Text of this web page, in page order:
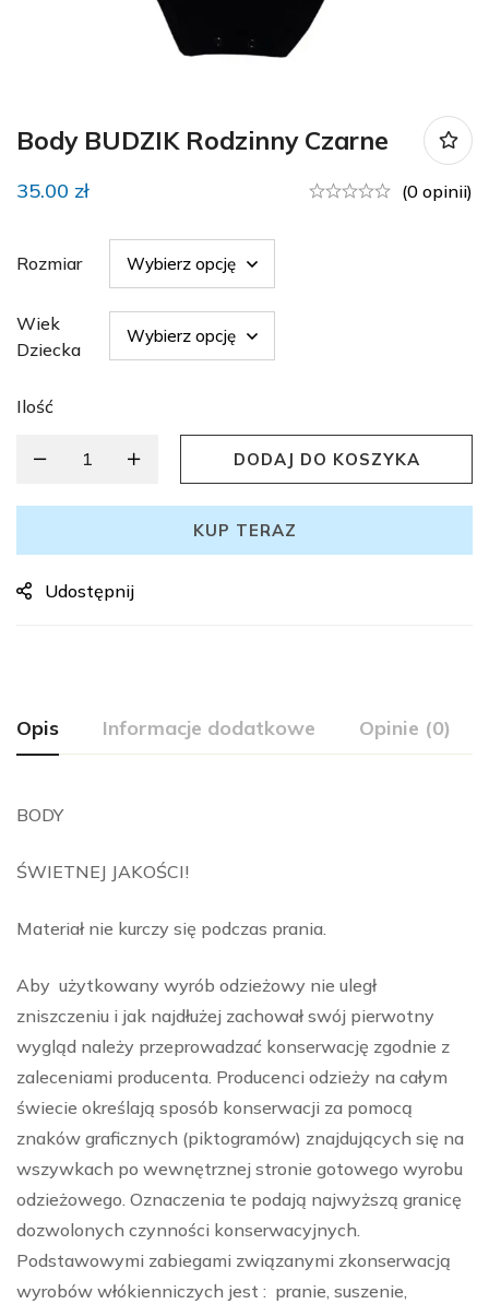
Body BUDZIK Rodzinny Czarne
35.00 zł (0 opinii)
Rozmiar
Wiek
Dziecka
Ilość
DODAJ DO KOSZYKA
KUP TERAZ
Udostępnij
Opis Informacje dodatkowe Opinie (0)
BODY
ŚWIETNEJ JAKOŚCI!
Materiał nie kurczy się podczas prania.
Aby użytkowany wyrób odzieżowy nie uległ
zniszczeniu i jak najdłużej zachował swój pierwotny
wygląd należy przeprowadzać konserwację zgodnie z
zaleceniami producenta. Producenci odzieży na całym
świecie określają sposób konserwacji za pomocą
znaków graficznych (piktogramów) znajdujących się na
wszywkach po wewnętrznej stronie gotowego wyrobu
odzieżowego. Oznaczenia te podają najwyższą granicę
dozwolonych czynności konserwacyjnych.
Podstawowymi zabiegami związanymi zkonserwacją
wyrobów włókienniczych jest : pranie, suszenie,